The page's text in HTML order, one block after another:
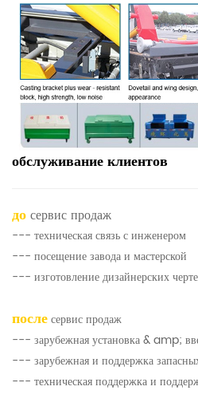
обслуживание клиентов
досервис продаж
--- техническая связь с инженером
--- посещение завода и мастерской
--- изготовление дизайнерских
послесервис продаж
--- зарубежная установка & amp;
--- зарубежная и поддержка
--- техническая поддержка и